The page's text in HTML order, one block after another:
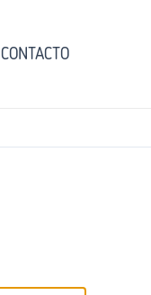
CONTACTO